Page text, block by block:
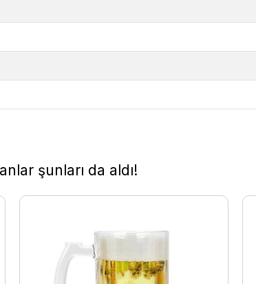
şunları da aldı!